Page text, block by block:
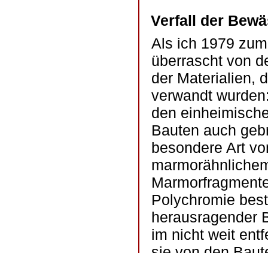
Verfall der
Als ich 1979
überrascht von
der Materialien,
verwandt
den
Bauten auch
besondere Art
Polychromie
herausragender
im nicht weit